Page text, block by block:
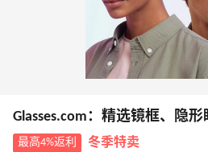
Glasses.com：精选镜框、隐
最高4%返利 冬季特卖